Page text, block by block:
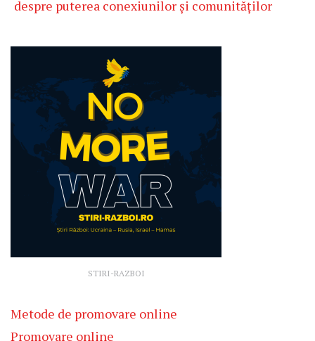
despre puterea conexiunilor și comunităților
STIRI-RAZBOI
Metode de promovare online
Promovare online